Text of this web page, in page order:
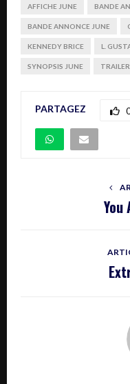
AFFICHE JUNE BANDE
BANDE ANNONCE JUNE
KENNEDY BRICE L.
SYNOPSIS JUNE
PARTAGEZ
You